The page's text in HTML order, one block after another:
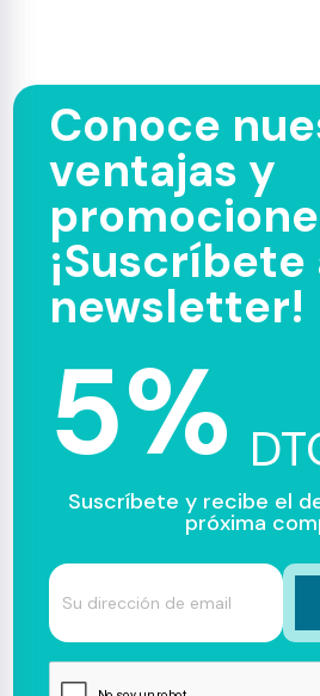
Conoce
ventajas y
¡Suscríbete
newsletter!
5%
Suscríbete y recibe el
próxima